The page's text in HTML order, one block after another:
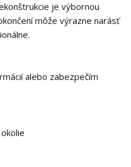
je výbornou
môže výrazne narásť
alebo zabezpečím